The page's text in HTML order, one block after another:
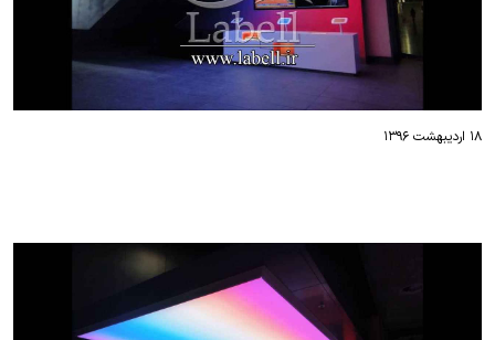
۱۸ اردیبهشت ۱۳۹۶